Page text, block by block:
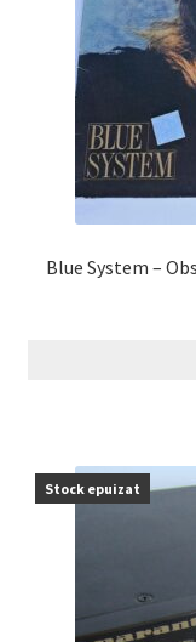
Stock epuizat